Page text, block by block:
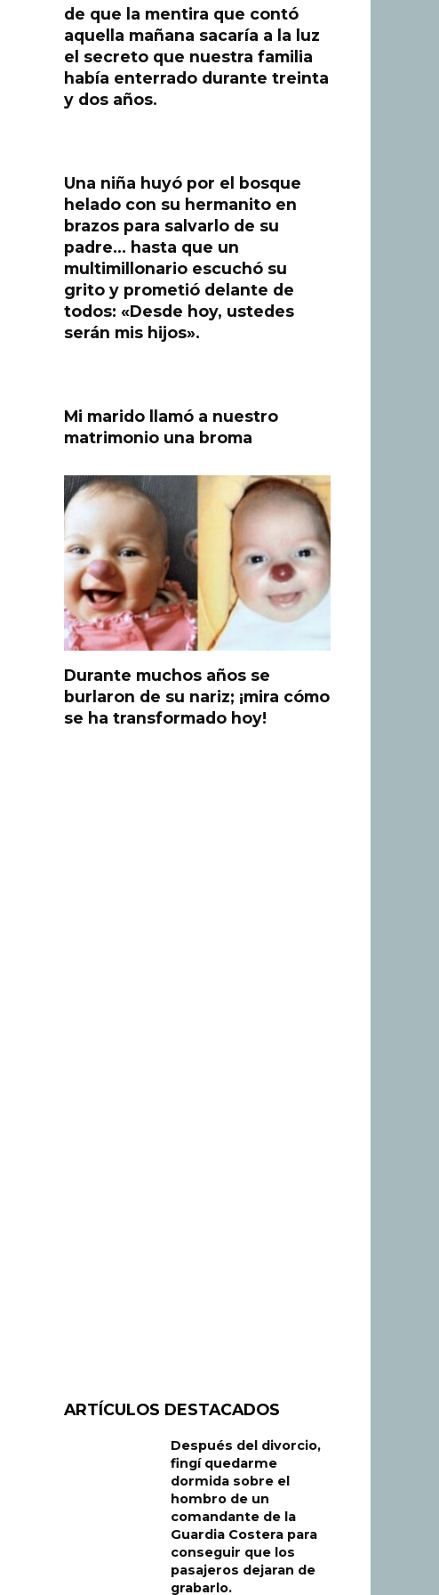
de que la mentira que contó
aquella mañana sacaría a la luz
el secreto que nuestra familia
había enterrado durante treinta
y dos años.
Una niña huyó por el bosque
helado con su hermanito en
brazos para salvarlo de su
padre… hasta que un
multimillonario escuchó su
grito y prometió delante de
todos: «Desde hoy, ustedes
serán mis hijos».
Mi marido llamó a nuestro
matrimonio una broma
Durante muchos años se
burlaron de su nariz; ¡mira cómo
se ha transformado hoy!
ARTÍCULOS DESTACADOS
Después del divorcio,
fingí quedarme
dormida sobre el
hombro de un
comandante de la
Guardia Costera para
conseguir que los
pasajeros dejaran de
grabarlo.